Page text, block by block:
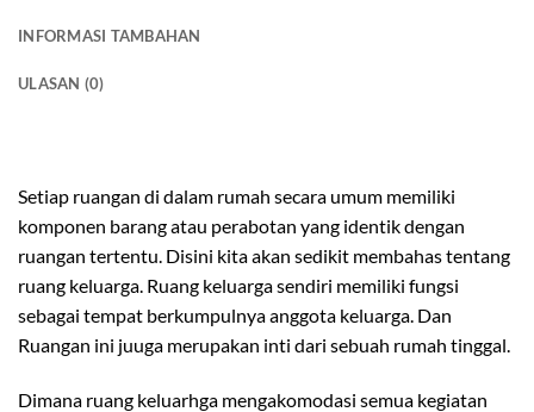
INFORMASI TAMBAHAN
ULASAN (0)
Setiap ruangan di dalam rumah secara umum memiliki
komponen barang atau perabotan yang identik dengan
ruangan tertentu. Disini kita akan sedikit membahas tentang
ruang keluarga. Ruang keluarga sendiri memiliki fungsi
sebagai tempat berkumpulnya anggota keluarga. Dan
Ruangan ini juuga merupakan inti dari sebuah rumah tinggal.
Dimana ruang keluarhga mengakomodasi semua kegiatan